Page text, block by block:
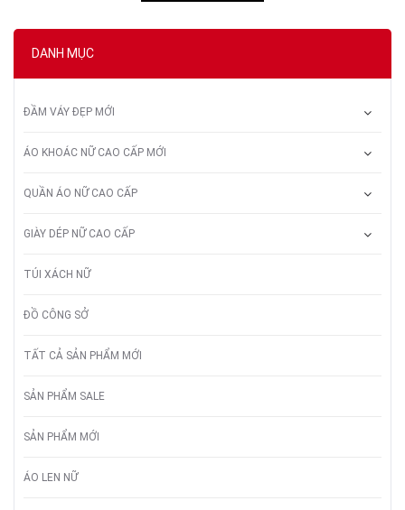
DANH MỤC
ĐẦM VÁY ĐẸP MỚI
ÁO KHOÁC NỮ CAO CẤP MỚI
QUẦN ÁO NỮ CAO CẤP
GIÀY DÉP NỮ CAO CẤP
TÚI XÁCH NỮ
ĐỒ CÔNG SỞ
TẤT CẢ SẢN PHẨM MỚI
SẢN PHẨM SALE
SẢN PHẨM MỚI
ÁO LEN NỮ